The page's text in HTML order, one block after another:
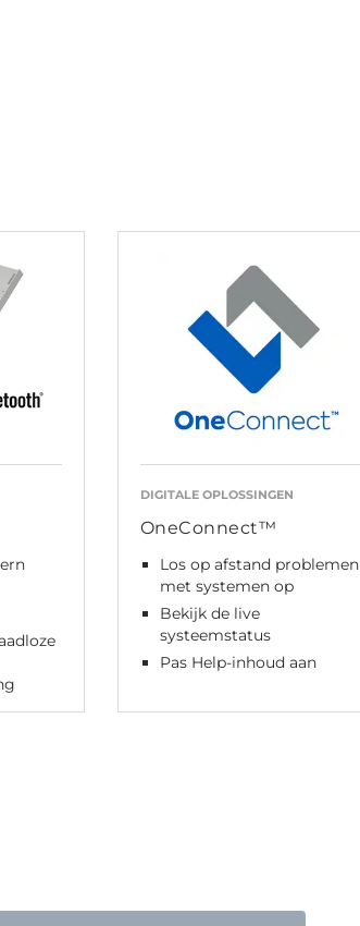
DIGITALE OPLOSSINGEN
OneConnect™
Los op afstand problemen
met systemen op
Bekijk de live
systeemstatus
Pas Help-inhoud aan